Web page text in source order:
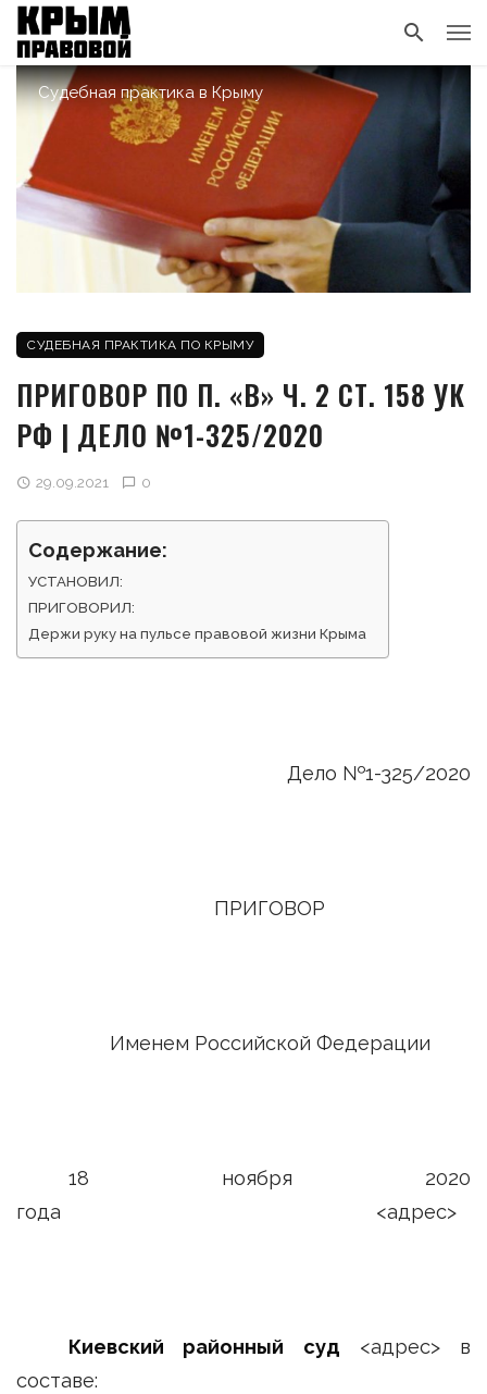
Судебная практика в Крыму
СУДЕБНАЯ ПРАКТИКА ПО КРЫМУ
ПРИГОВОР ПО П. «В» Ч. 2 СТ. 158 УК
РФ | ДЕЛО №1-325/2020
29.09.2021 0
Содержание:
УСТАНОВИЛ:
ПРИГОВОРИЛ:
Держи руку на пульсе правовой жизни Крыма
Дело №1-325/2020
ПРИГОВОР
Именем Российской Федерации
18 ноября 2020
года <адрес>
Киевский районный суд <адрес> в
составе: